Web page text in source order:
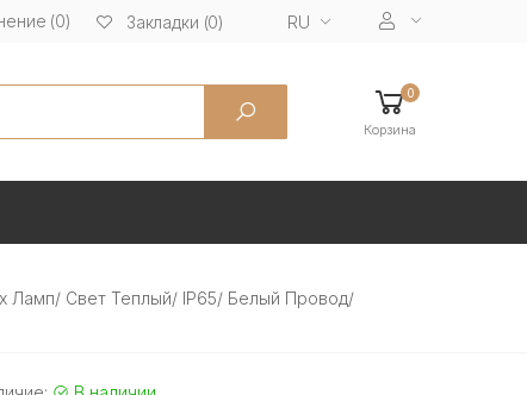
(0) Закладки (0) RU
0
Корзина
Ламп/ Свет Теплый/ IP65/ Белый Провод/